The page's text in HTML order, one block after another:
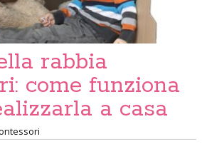
rabbia
come funziona
a casa